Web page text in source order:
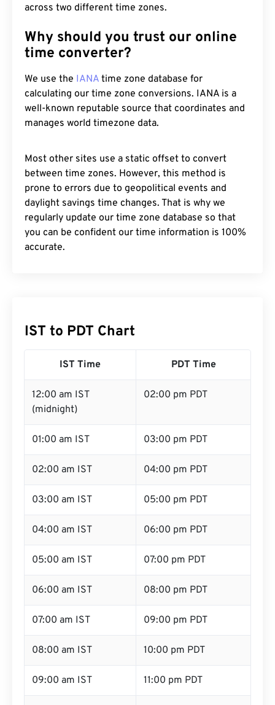
across two different time zones.
Why should you trust our online
time converter?
We use the IANA time zone database for
calculating our time zone conversions. IANA is a
well-known reputable source that coordinates and
manages world timezone data.
Most other sites use a static offset to convert
between time zones. However, this method is
prone to errors due to geopolitical events and
daylight savings time changes. That is why we
regularly update our time zone database so that
you can be confident our time information is 100%
accurate.
IST to PDT Chart
IST Time PDT Time
12:00 am IST
(midnight)
02:00 pm PDT
01:00 am IST 03:00 pm PDT
02:00 am IST 04:00 pm PDT
03:00 am IST 05:00 pm PDT
04:00 am IST 06:00 pm PDT
05:00 am IST 07:00 pm PDT
06:00 am IST 08:00 pm PDT
07:00 am IST 09:00 pm PDT
08:00 am IST 10:00 pm PDT
09:00 am IST 11:00 pm PDT